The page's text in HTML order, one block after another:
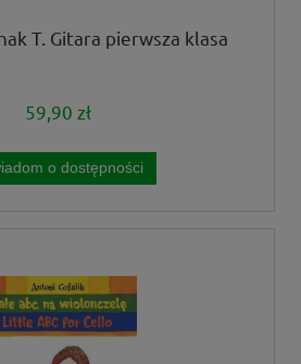
T. Gitara pierwsza klasa
59,90 zł
o dostępności